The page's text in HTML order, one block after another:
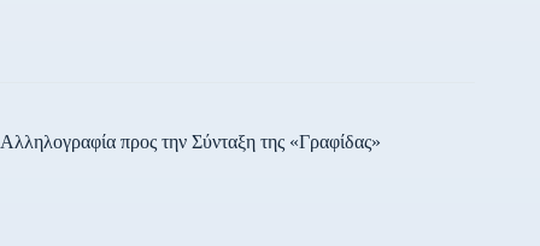
Αλληλογραφία προς την Σύνταξη της «Γραφίδας»